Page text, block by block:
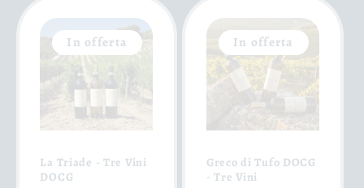
In offerta
La Triade - Tre Vini
DOCG
In offerta
Greco di Tufo DOCG
- Tre Vini